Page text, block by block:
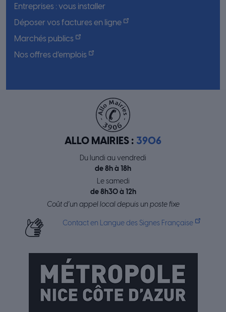
Entreprises : vous installer
Déposer vos factures en ligne
Marchés publics
Nos offres d’emplois
ALLO MAIRIES : 3906
Du lundi au vendredi
de 8h à 18h
Le samedi
de 8h30 à 12h
Coût d’un appel local depuis un poste fixe
Contact en Langue des Signes Française